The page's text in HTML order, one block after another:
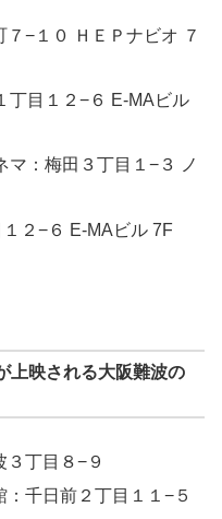
−１０ ＨＥＰナビオ ７
丁目１２−６ E-MAビル
マ：梅田３丁目１−３ ノ
２−６ E-MAビル 7F
上映される大阪難波の
丁目８−９
千日前２丁目１１−５